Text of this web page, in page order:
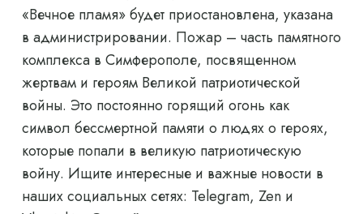
«Вечное пламя» будет приостановлена, указана
в администрировании. Пожар – часть памятного
комплекса в Симферополе, посвященном
жертвам и героям Великой патриотической
войны. Это постоянно горящий огонь как
символ бессмертной памяти о людях о героях,
которые попали в великую патриотическую
войну. Ищите интересные и важные новости в
наших социальных сетях: Telegram, Zen и